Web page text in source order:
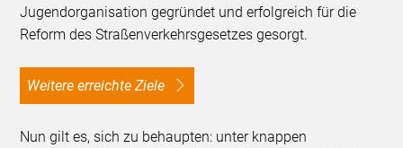
Jugendorganisation gegründet und erfolgreich für die
Reform des Straßenverkehrsgesetzes gesorgt.
Weitere erreichte Ziele
Nun gilt es, sich zu behaupten: unter knappen